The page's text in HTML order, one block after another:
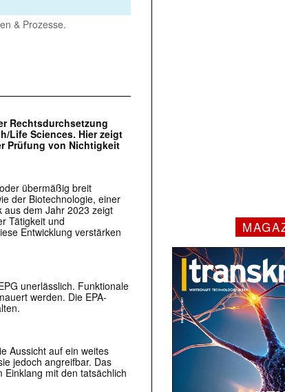
& Prozesse.
Rechtsdurchsetzung
Life Sciences. Hier zeigt
Prüfung von Nichtigkeit
übermäßig breit
der Biotechnologie, einer
aus dem Jahr 2023 zeigt
Tätigkeit und
Entwicklung verstärken
unerlässlich. Funktionale
werden. Die EPA-
Aussicht auf ein weites
jedoch angreifbar. Das
mit den tatsächlich